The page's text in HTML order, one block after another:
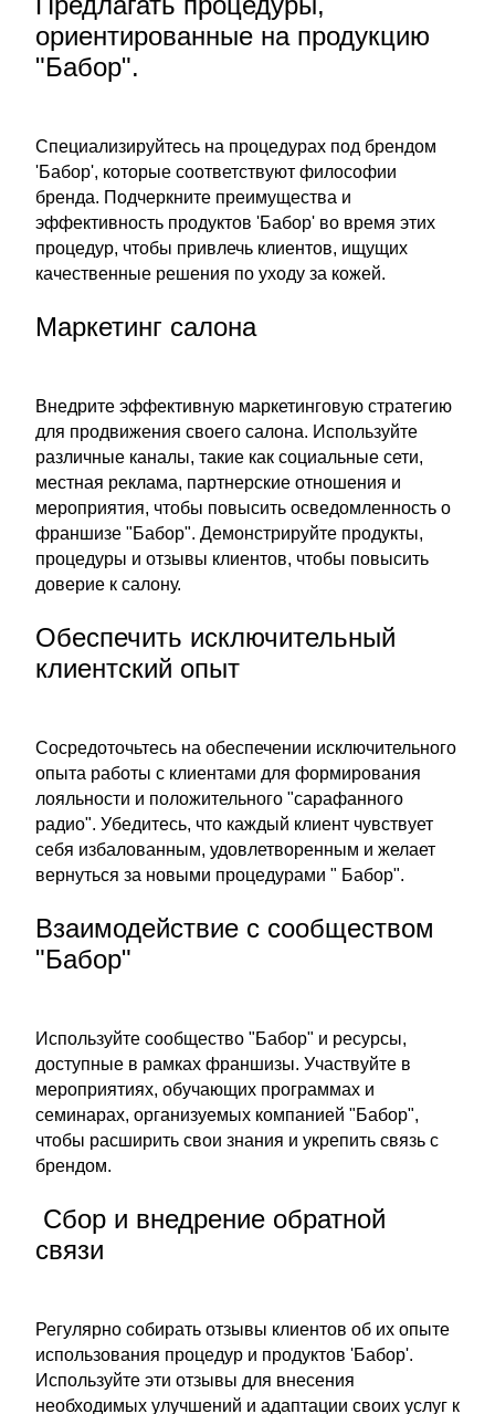
ориентированные на продукцию
"Бабор".
Специализируйтесь на процедурах под брендом
'Бабор', которые соответствуют философии
бренда. Подчеркните преимущества и
эффективность продуктов 'Бабор' во время этих
процедур, чтобы привлечь клиентов, ищущих
качественные решения по уходу за кожей.
Маркетинг салона
Внедрите эффективную маркетинговую стратегию
для продвижения своего салона. Используйте
различные каналы, такие как социальные сети,
местная реклама, партнерские отношения и
мероприятия, чтобы повысить осведомленность о
франшизе "Бабор". Демонстрируйте продукты,
процедуры и отзывы клиентов, чтобы повысить
доверие к салону.
Обеспечить исключительный
клиентский опыт
Сосредоточьтесь на обеспечении исключительного
опыта работы с клиентами для формирования
лояльности и положительного "сарафанного
радио". Убедитесь, что каждый клиент чувствует
себя избалованным, удовлетворенным и желает
вернуться за новыми процедурами " Бабор".
Взаимодействие с сообществом
"Бабор"
Используйте сообщество "Бабор" и ресурсы,
доступные в рамках франшизы. Участвуйте в
мероприятиях, обучающих программах и
семинарах, организуемых компанией "Бабор",
чтобы расширить свои знания и укрепить связь с
брендом.
Сбор и внедрение обратной
связи
Регулярно собирать отзывы клиентов об их опыте
использования процедур и продуктов 'Бабор'.
Используйте эти отзывы для внесения
необходимых улучшений и адаптации своих услуг к